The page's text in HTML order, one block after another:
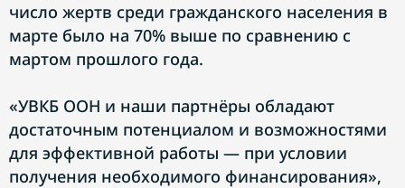
число жертв среди гражданского населения в
марте было на 70% выше по сравнению с
мартом прошлого года.
«УВКБ ООН и наши партнёры обладают
достаточным потенциалом и возможностями
для эффективной работы — при условии
получения необходимого финансирования»,